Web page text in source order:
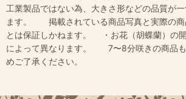
工業製品ではない為、大きさ形などの品質が
ます。 掲載されている商品写真と実際の商
とは保証しかねます。 ・お花（胡蝶蘭）の
によって異なります。 7〜8分咲きの商
めご了承ください。